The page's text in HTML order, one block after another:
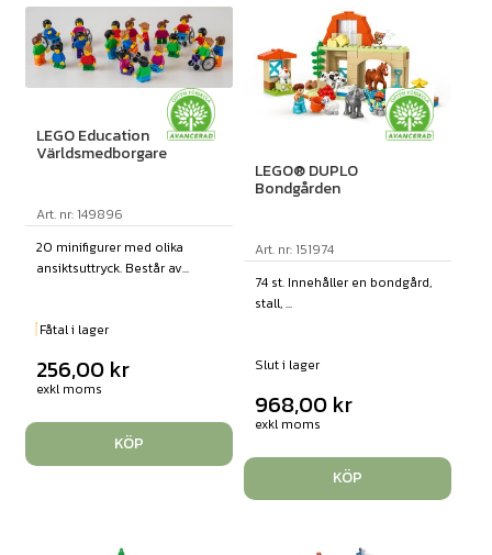
LEGO Education
Världsmedborgare
Art. nr: 149896
20 minifigurer med olika
ansiktsuttryck. Består av...
Fåtal i lager
256,00 kr
exkl moms
KÖP
LEGO® DUPLO
Bondgården
Art. nr: 151974
74 st. Innehåller en bondgård,
stall, ...
Slut i lager
968,00 kr
exkl moms
KÖP